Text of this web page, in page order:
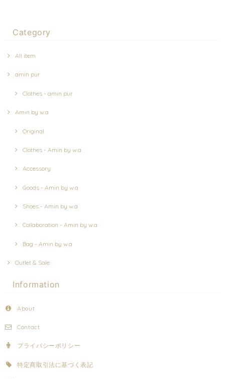
Category
All item
amin pur
Clothes - amin pur
Amin by w.a
Original
Clothes - Amin by w.a
Accessory
Goods - Amin by w.a
Shoes - Amin by w.a
Collaboration - Amin by w.a
Bag - Amin by w.a
Outlet & Sale
Information
About
Contact
プライバシーポリシー
特定商取引法に基づく表記